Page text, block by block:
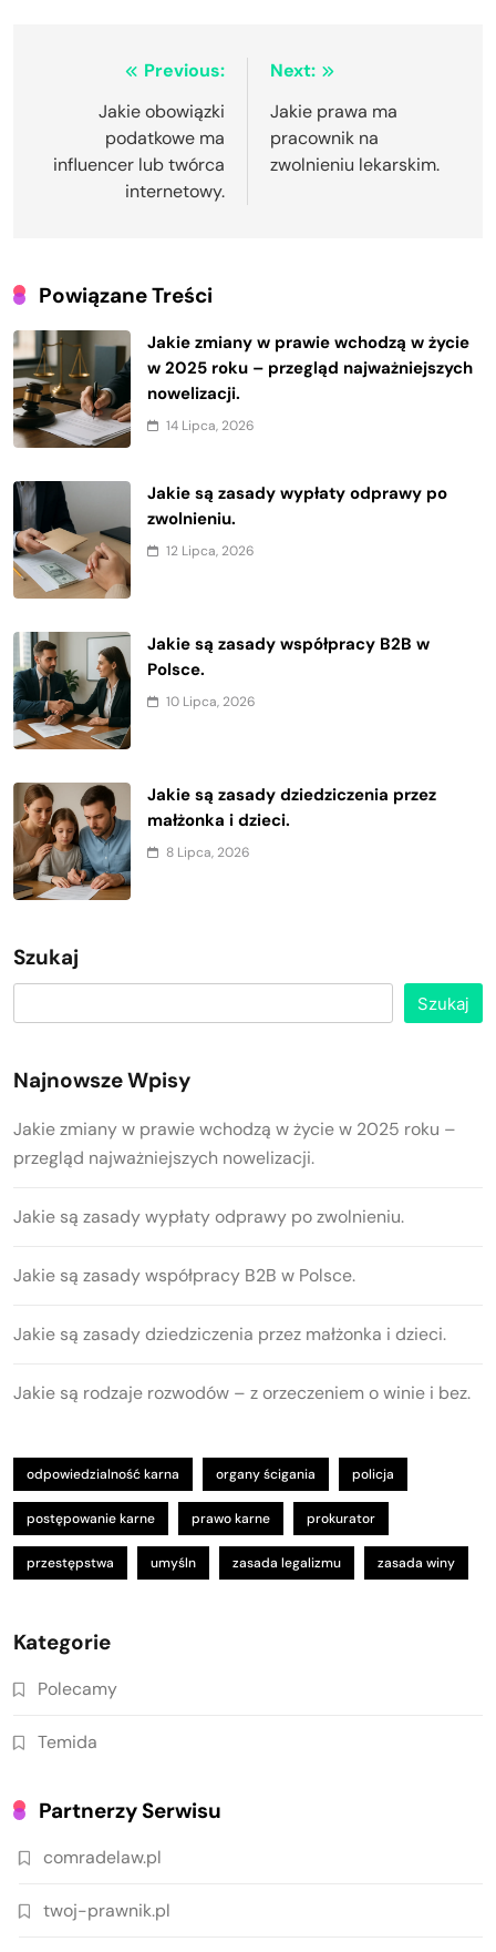
Nawigacja
wpisu
Previous:
Jakie obowiązki
podatkowe ma
influencer lub twórca
internetowy.
Next:
Jakie prawa ma
pracownik na
zwolnieniu lekarskim.
Powiązane Treści
Jakie zmiany w prawie wchodzą w życie
w 2025 roku – przegląd najważniejszych
nowelizacji.
14 Lipca, 2026
Jakie są zasady wypłaty odprawy po
zwolnieniu.
12 Lipca, 2026
Jakie są zasady współpracy B2B w
Polsce.
10 Lipca, 2026
Jakie są zasady dziedziczenia przez
małżonka i dzieci.
8 Lipca, 2026
Szukaj
Szukaj
Najnowsze Wpisy
Jakie zmiany w prawie wchodzą w życie w 2025 roku –
przegląd najważniejszych nowelizacji.
Jakie są zasady wypłaty odprawy po zwolnieniu.
Jakie są zasady współpracy B2B w Polsce.
Jakie są zasady dziedziczenia przez małżonka i dzieci.
Jakie są rodzaje rozwodów – z orzeczeniem o winie i bez.
odpowiedzialność karna organy ścigania policja
postępowanie karne prawo karne prokurator
przestępstwa umyśln zasada legalizmu zasada winy
Kategorie
Polecamy
Temida
Partnerzy Serwisu
comradelaw.pl
twoj-prawnik.pl